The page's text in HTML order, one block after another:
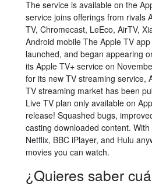
The service is available on the
service joins offerings from rivals
TV, Chromecast, LeEco, AirTV,
Android mobile The Apple TV
launched, and began appearing
its Apple TV+ service on
for its new TV streaming service,
TV streaming market has been
Live TV plan only available on
release! Squashed bugs,
casting downloaded content.
Netflix, BBC iPlayer, and Hulu
movies you can watch.
¿Quieres saber